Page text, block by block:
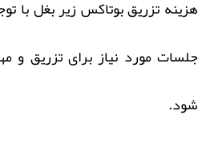
هزینه تزریق بوتاکس زیر بغل با
جلسات مورد نیاز برای تزریق
شود.